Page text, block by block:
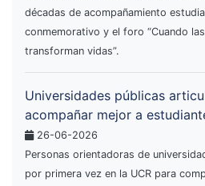
décadas de acompañamiento
conmemorativo y el foro “Cuando
transforman vidas”.
Universidades públicas
acompañar mejor a
26-06-2026
Personas orientadoras de
por primera vez en la UCR para